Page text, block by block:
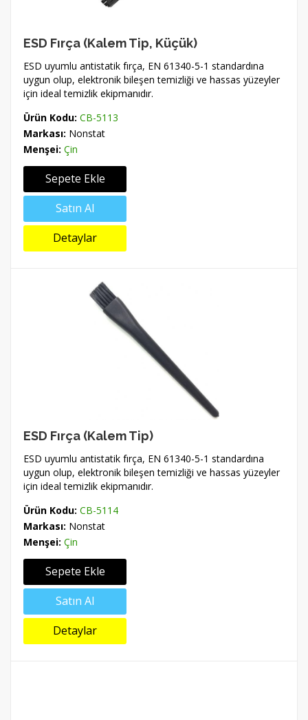
ESD Fırça (Kalem Tip, Küçük)
ESD uyumlu antistatik fırça, EN 61340-5-1 standardına
uygun olup, elektronik bileşen temizliği ve hassas yüzeyler
için ideal temizlik ekipmanıdır.
Ürün Kodu: CB-5113
Markası: Nonstat
Menşei: Çin
Sepete Ekle
Satın Al
Detaylar
ESD Fırça (Kalem Tip)
ESD uyumlu antistatik fırça, EN 61340-5-1 standardına
uygun olup, elektronik bileşen temizliği ve hassas yüzeyler
için ideal temizlik ekipmanıdır.
Ürün Kodu: CB-5114
Markası: Nonstat
Menşei: Çin
Sepete Ekle
Satın Al
Detaylar